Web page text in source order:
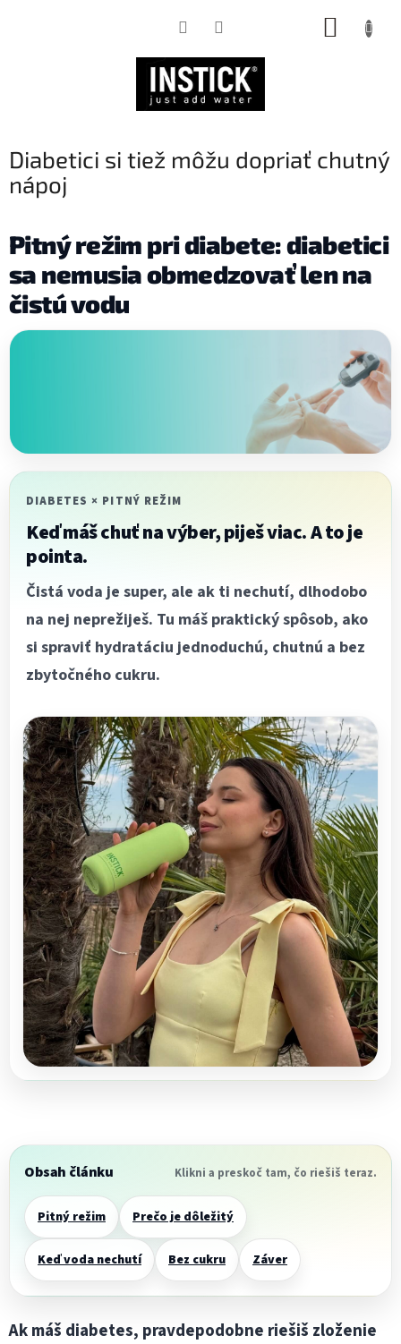
Diabetici si tiež môžu dopriať chutný
nápoj
Pitný režim pri diabete: diabetici
sa nemusia obmedzovať len na
čistú vodu
DIABETES × PITNÝ REŽIM
Keď máš chuť na výber, piješ viac. A to je
pointa.
Čistá voda je super, ale ak ti nechutí, dlhodobo
na nej neprežiješ. Tu máš praktický spôsob, ako
si spraviť hydratáciu jednoduchú, chutnú a bez
zbytočného cukru.
Obsah článku Klikni a preskoč tam, čo riešiš teraz.
Pitný režim Prečo je dôležitý
Keď voda nechutí Bez cukru Záver
Ak máš diabetes, pravdepodobne riešiš zloženie